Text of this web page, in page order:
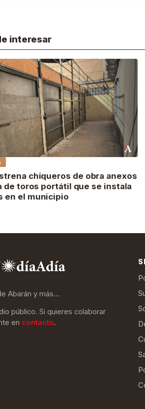
interesar
chiqueros de obra anexos
de toros portátil que se instala
en el municipio
Abarán y más…
público. Si quieres colaborar
en contacto.